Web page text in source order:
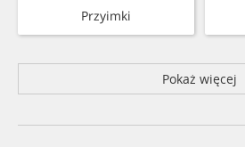
Przyimki
Pokaż więcej